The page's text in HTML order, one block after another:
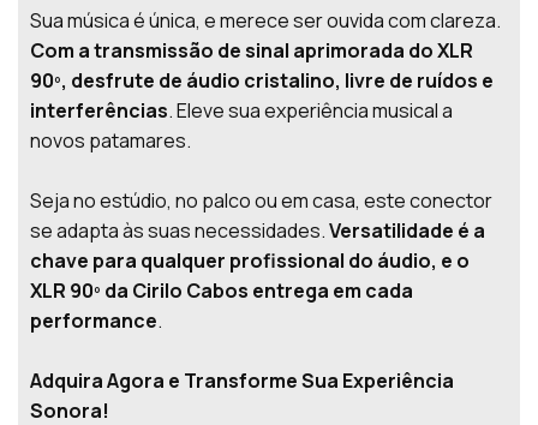
Sua música é única, e merece ser ouvida com clareza.
Com a transmissão de sinal aprimorada do XLR
90º, desfrute de áudio cristalino, livre de ruídos e
interferências. Eleve sua experiência musical a
novos patamares.
Seja no estúdio, no palco ou em casa, este conector
se adapta às suas necessidades.Versatilidade é a
chave para qualquer profissional do áudio, e o
XLR 90º da Cirilo Cabos entrega em cada
performance.
Adquira Agora e Transforme Sua Experiência
Sonora!